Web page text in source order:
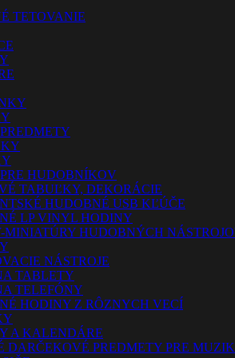
TETOVANIE
HUDOBNÍKOV
TABUĽKY, DEKORÁCIE
HUDOBNÉ USB KĽÚČE
LP VINYL HODINY
MINIATÚRY HUDOBNÝCH
NÁSTROJE
TABLETY
TELEFÓNY
HODINY Z RÔZNYCH VECÍ
A KALENDÁRE
DARČEKOVÉ PREDMETY PRE